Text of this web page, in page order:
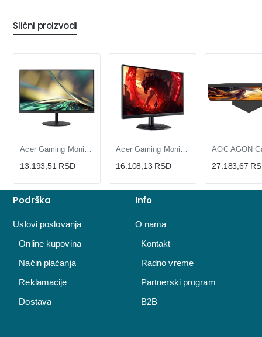
Slični proizvodi
13.193,51 RSD 16.108,13 RSD 27.183,67
Podrška
Uslovi poslovanja
Online kupovina
Način plaćanja
Reklamacije
Dostava
Info
O nama
Kontakt
Radno vreme
Partnerski program
B2B